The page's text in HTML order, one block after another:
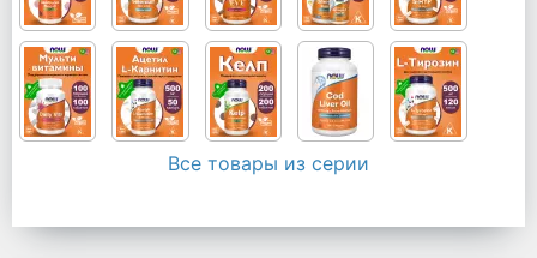
Все товары из серии